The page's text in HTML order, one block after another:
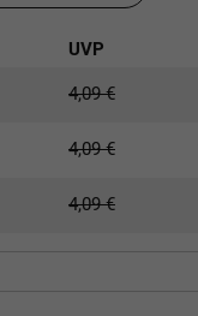
UVP
4,09€
4,09€
4,09€